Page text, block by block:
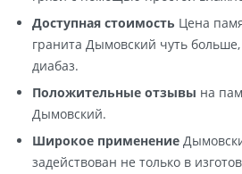
Доступная стоимость Цена
гранита Дымовский чуть
диабаз.
Положительные отзывы на
Дымовский.
Широкое применение
задействован не только в